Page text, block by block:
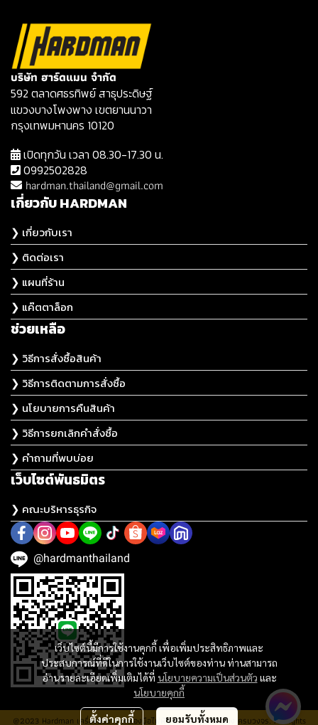
เว็บไซต์นี้มีการใช้งานคุกกี้ เพื่อเพิ่มประสิทธิภาพและ
ประสบการณ์ที่ดีในการใช้งานเว็บไซต์ของท่าน ท่านสามารถ
อ่านรายละเอียดเพิ่มเติมได้ที่ นโยบายความเป็นส่วนตัว และ
นโยบายคุกกี้
ตั้งค่าคุกกี้ ยอมรับทั้งหมด
บริษัท ฮาร์ดแมน จำกัด
592 ตลาดศธรทิพย์ สาธุประดิษฐ์
แขวงบางโพงพาง เขตยานนาวา
กรุงเทพมหานคร 10120
เปิดทุกวัน เวลา 08.30-17.30 น.
0992502828
hardman.thailand@gmail.com
เกี่ยวกับ HARDMAN
❯ เกี่ยวกับเรา
❯ ติดต่อเรา
❯ แผนที่ร้าน
❯ แค๊ตตาล็อก
ช่วยเหลือ
❯ วิธีการสั่งซื้อสินค้า
❯ วิธีการติดตามการสั่งซื้อ
❯ นโยบายการคืนสินค้า
❯ วิธีการยกเลิกคำสั่งซื้อ
❯ คำถามที่พบบ่อย
เว็บไซต์พันธมิตร
❯ คณะบริหารธุรกิจ
@hardmanthailand
@2023 Hardman เครื่องมือช่าง เครื่องมือไฟฟ้า ประปา อุปกรณ์ช่าง ครบวงจร. All rights